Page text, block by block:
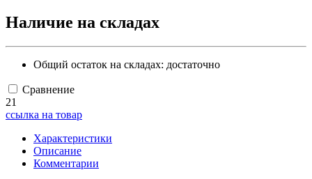
Наличие на складах
Общий остаток на складах: достаточно
Сравнение
21
ссылка на товар
Характеристики
Описание
Комментарии